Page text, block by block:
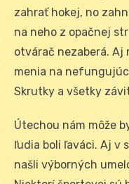
zahrať hokej, no
na neho z opačnej
otvárač nezaberá. Aj
menia na
Skrutky a všetky
Útechou nám môže
ľudia boli ľaváci. Aj v
našli výborných